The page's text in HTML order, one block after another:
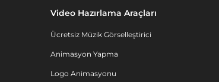
Video Hazırlama Araçları
Ücretsiz Müzik Görselleştirici
Animasyon Yapma
Logo Animasyonu